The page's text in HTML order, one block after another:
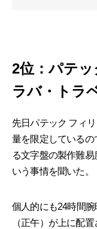
2位：パテ
ラバ・トラ
先日パテック フィ
量を限定している
る文字盤の製作難
いう事情を聞いた。
個人的にも24時間
（正午）が上に配